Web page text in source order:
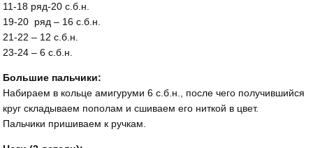
11-18 ряд-20 с.б.н.
19-20 ряд – 16 с.б.н.
21-22 – 12 с.б.н.
23-24 – 6 с.б.н.
Большие пальчики:
Набираем в кольце амигуруми 6 с.б.н., после чего получившийся
круг складываем пополам и сшиваем его ниткой в цвет.
Пальчики пришиваем к ручкам.